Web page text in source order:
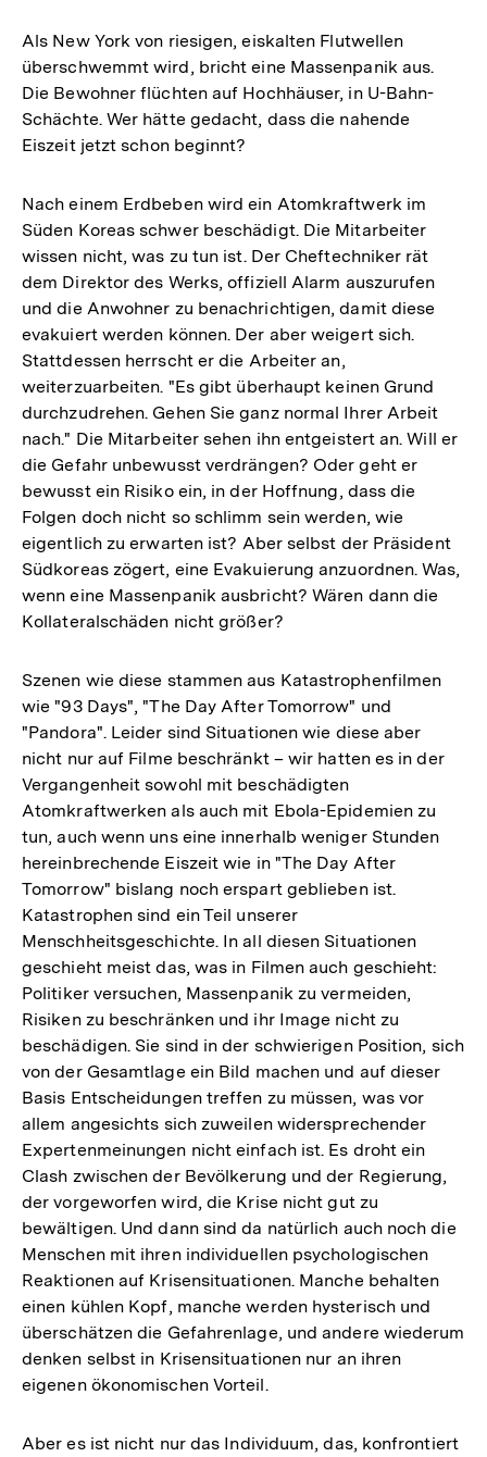
Als New York von riesigen, eiskalten Flutwellen
überschwemmt wird, bricht eine Massenpanik aus.
Die Bewohner flüchten auf Hochhäuser, in U-Bahn-
Schächte. Wer hätte gedacht, dass die nahende
Eiszeit jetzt schon beginnt?
Nach einem Erdbeben wird ein Atomkraftwerk im
Süden Koreas schwer beschädigt. Die Mitarbeiter
wissen nicht, was zu tun ist. Der Cheftechniker rät
dem Direktor des Werks, offiziell Alarm auszurufen
und die Anwohner zu benachrichtigen, damit diese
evakuiert werden können. Der aber weigert sich.
Stattdessen herrscht er die Arbeiter an,
weiterzuarbeiten. "Es gibt überhaupt keinen Grund
durchzudrehen. Gehen Sie ganz normal Ihrer Arbeit
nach." Die Mitarbeiter sehen ihn entgeistert an. Will er
die Gefahr unbewusst verdrängen? Oder geht er
bewusst ein Risiko ein, in der Hoffnung, dass die
Folgen doch nicht so schlimm sein werden, wie
eigentlich zu erwarten ist? Aber selbst der Präsident
Südkoreas zögert, eine Evakuierung anzuordnen. Was,
wenn eine Massenpanik ausbricht? Wären dann die
Kollateralschäden nicht größer?
Szenen wie diese stammen aus Katastrophenfilmen
wie "93 Days", "The Day After Tomorrow" und
"Pandora". Leider sind Situationen wie diese aber
nicht nur auf Filme beschränkt – wir hatten es in der
Vergangenheit sowohl mit beschädigten
Atomkraftwerken als auch mit Ebola-Epidemien zu
tun, auch wenn uns eine innerhalb weniger Stunden
hereinbrechende Eiszeit wie in "The Day After
Tomorrow" bislang noch erspart geblieben ist.
Katastrophen sind ein Teil unserer
Menschheitsgeschichte. In all diesen Situationen
geschieht meist das, was in Filmen auch geschieht:
Politiker versuchen, Massenpanik zu vermeiden,
Risiken zu beschränken und ihr Image nicht zu
beschädigen. Sie sind in der schwierigen Position, sich
von der Gesamtlage ein Bild machen und auf dieser
Basis Entscheidungen treffen zu müssen, was vor
allem angesichts sich zuweilen widersprechender
Expertenmeinungen nicht einfach ist. Es droht ein
Clash zwischen der Bevölkerung und der Regierung,
der vorgeworfen wird, die Krise nicht gut zu
bewältigen. Und dann sind da natürlich auch noch die
Menschen mit ihren individuellen psychologischen
Reaktionen auf Krisensituationen. Manche behalten
einen kühlen Kopf, manche werden hysterisch und
überschätzen die Gefahrenlage, und andere wiederum
denken selbst in Krisensituationen nur an ihren
eigenen ökonomischen Vorteil.
Aber es ist nicht nur das Individuum, das, konfrontiert